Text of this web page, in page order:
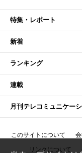
特集・レポート
新着
ランキング
連載
月刊テレコミュニケー
このサイトについて
リンクについて